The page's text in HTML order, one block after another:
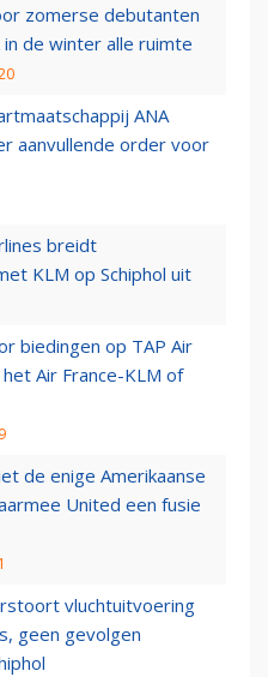
zomerse debutanten
in de winter alle ruimte
ANA
aanvullende order voor
breidt
KLM op Schiphol uit
biedingen op TAP Air
Air France-KLM of
de enige Amerikaanse
United een fusie
vluchtuitvoering
geen gevolgen